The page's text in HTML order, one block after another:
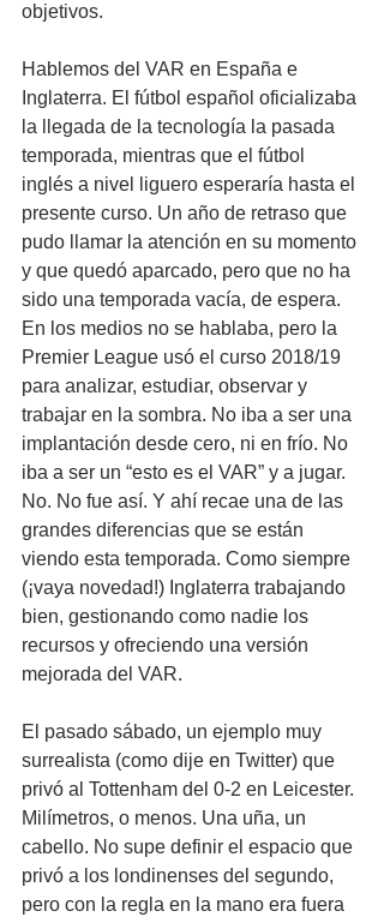
objetivos.
Hablemos del VAR en España e
Inglaterra. El fútbol español oficializaba
la llegada de la tecnología la pasada
temporada, mientras que el fútbol
inglés a nivel liguero esperaría hasta el
presente curso. Un año de retraso que
pudo llamar la atención en su momento
y que quedó aparcado, pero que no ha
sido una temporada vacía, de espera.
En los medios no se hablaba, pero la
Premier League usó el curso 2018/19
para analizar, estudiar, observar y
trabajar en la sombra. No iba a ser una
implantación desde cero, ni en frío. No
iba a ser un “esto es el VAR” y a jugar.
No. No fue así. Y ahí recae una de las
grandes diferencias que se están
viendo esta temporada. Como siempre
(¡vaya novedad!) Inglaterra trabajando
bien, gestionando como nadie los
recursos y ofreciendo una versión
mejorada del VAR.
El pasado sábado, un ejemplo muy
surrealista (como dije en Twitter) que
privó al Tottenham del 0-2 en Leicester.
Milímetros, o menos. Una uña, un
cabello. No supe definir el espacio que
privó a los londinenses del segundo,
pero con la regla en la mano era fuera